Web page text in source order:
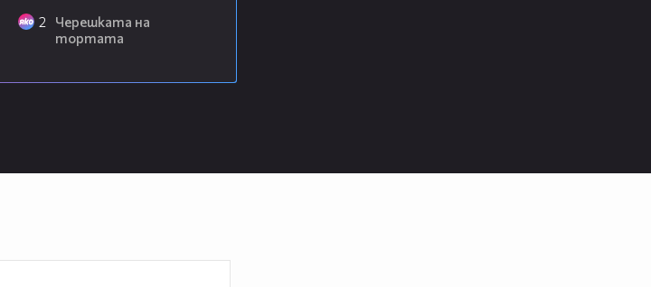
2
Черешката на
тортата